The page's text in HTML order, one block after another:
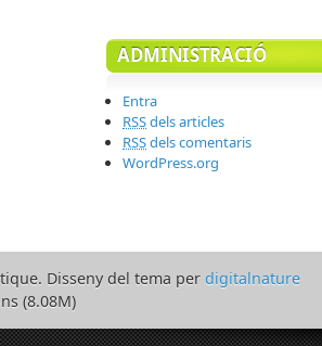
ADMINISTRACIÓ
Entra
RSSdels articles
RSSdels comentaris
WordPress.org
Disseny del tema per digitalnature
(8.08M)